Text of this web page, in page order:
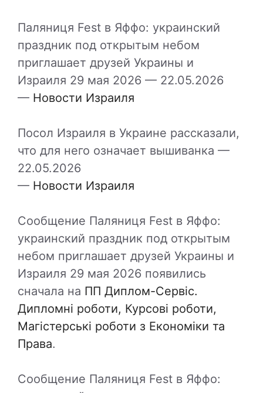
Паляниця Fest в Яффо: украинский
праздник под открытым небом
приглашает друзей Украины и
Израиля 29 мая 2026 — 22.05.2026
— Новости Израиля
Посол Израиля в Украине рассказали,
что для него означает вышиванка —
22.05.2026
— Новости Израиля
Сообщение Паляниця Fest в Яффо:
украинский праздник под открытым
небом приглашает друзей Украины и
Израиля 29 мая 2026 появились
сначала на ПП Диплом-Сервіс.
Дипломні роботи, Курсові роботи,
Магістерські роботи з Економіки та
Права.
Сообщение Паляниця Fest в Яффо: